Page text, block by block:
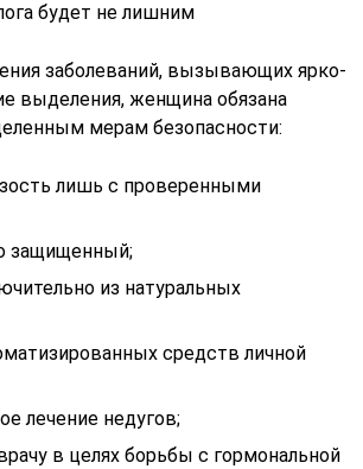
будет не лишним
заболеваний, вызывающих ярко-
выделения, женщина обязана
мерам безопасности:
лишь с проверенными
защищенный;
из натуральных
средств личной
лечение недугов;
в целях борьбы с гормональной